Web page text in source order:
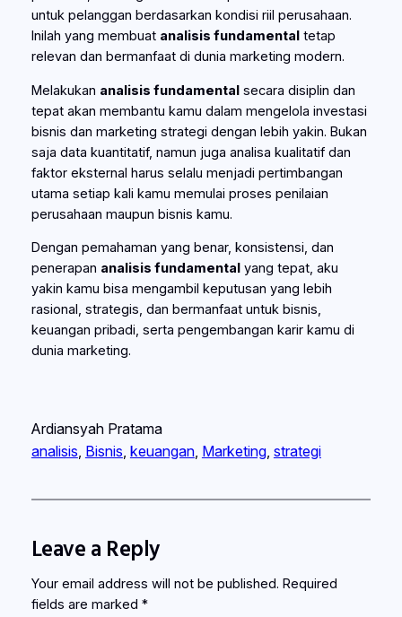
untuk pelanggan berdasarkan kondisi riil perusahaan.
Inilah yang membuat analisis fundamental tetap
relevan dan bermanfaat di dunia marketing modern.
Melakukan analisis fundamentalsecara disiplin dan
tepat akan membantu kamu dalam mengelola investasi
bisnis dan marketing strategi dengan lebih yakin. Bukan
saja data kuantitatif, namun juga analisa kualitatif dan
faktor eksternal harus selalu menjadi pertimbangan
utama setiap kali kamu memulai proses penilaian
perusahaan maupun bisnis kamu.
Dengan pemahaman yang benar, konsistensi, dan
penerapan analisis fundamental yang tepat, aku
yakin kamu bisa mengambil keputusan yang lebih
rasional, strategis, dan bermanfaat untuk bisnis,
keuangan pribadi, serta pengembangan karir kamu di
dunia marketing.
Ardiansyah Pratama
analisis, Bisnis, keuangan, Marketing, strategi
Leave a Reply
Your email address will not be published. Required
fields are marked *